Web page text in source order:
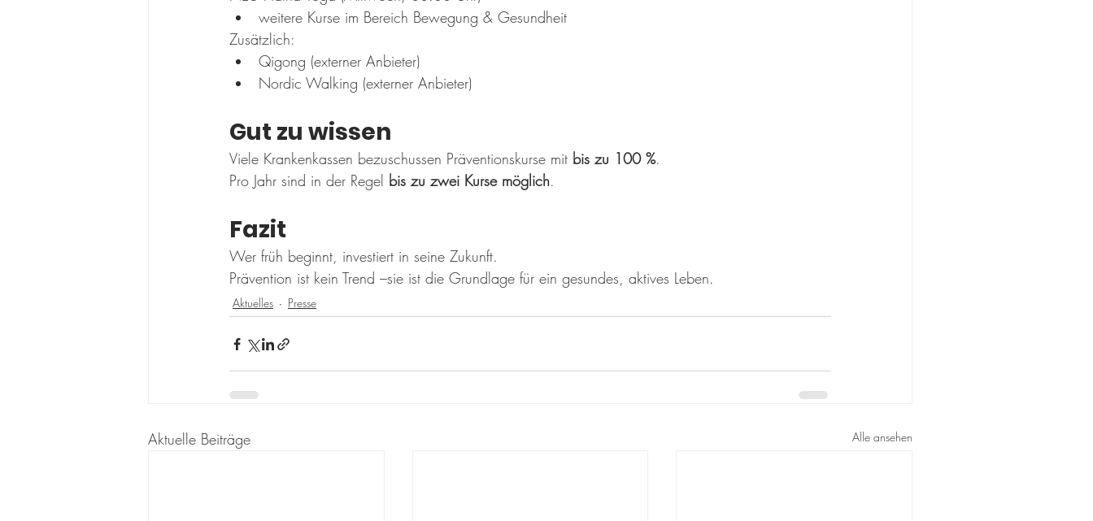
weitere Kurse im Bereich Bewegung & Gesundheit
Zusätzlich:
Qigong (externer Anbieter)
Nordic Walking (externer Anbieter)
Gut zu wissen
Viele Krankenkassen bezuschussen Präventionskurse mit bis zu 100 %.
Pro Jahr sind in der Regel bis zu zwei Kurse möglich.
Fazit
Wer früh beginnt, investiert in seine Zukunft.
Prävention ist kein Trend –sie ist die Grundlage für ein gesundes, aktives Leben.
Aktuelles Presse
Aktuelle Beiträge Alle ansehen